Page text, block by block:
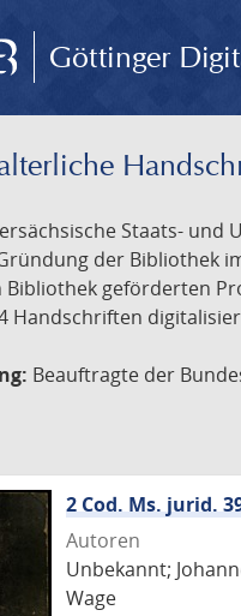
Göttinger
Staats-
der Bibliothek
Bibliothek geförderten
Handschriften
Beauftragte der
2 Cod. Ms. jurid.
Autoren
Unbekannt;
Wage